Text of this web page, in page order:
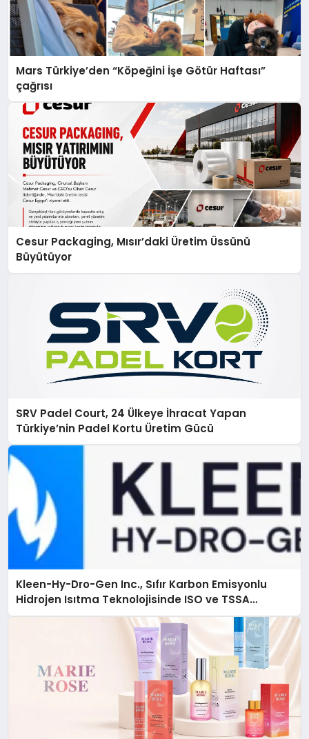
Mars Türkiye’den “Köpeğini İşe Götür Haftası”
çağrısı
Cesur Packaging, Mısır’daki Üretim Üssünü
Büyütüyor
SRV Padel Court, 24 Ülkeye İhracat Yapan
Türkiye’nin Padel Kortu Üretim Gücü
Kleen-Hy-Dro-Gen Inc., Sıfır Karbon Emisyonlu
Hidrojen Isıtma Teknolojisinde ISO ve TSSA
Düzenleyici Onaylarını Aldı